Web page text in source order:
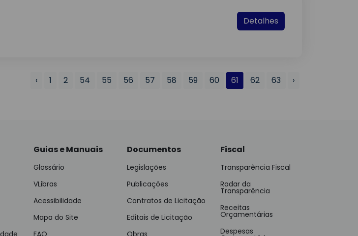
Detalhes
‹ 1 2 54 55 56 57 58 59 60 61 62 63 ›
Guias e Manuais
Glossário
VLibras
Acessibilidade
Mapa do Site
FAQ
Documentos
Legislações
Publicações
Contratos de Licitação
Editais de Licitação
Obras
Fiscal
Transparência Fiscal
Radar da
Transparência
Receitas
Orçamentárias
Despesas